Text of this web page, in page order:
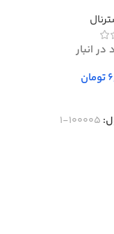
انبار
تومان
100005-1